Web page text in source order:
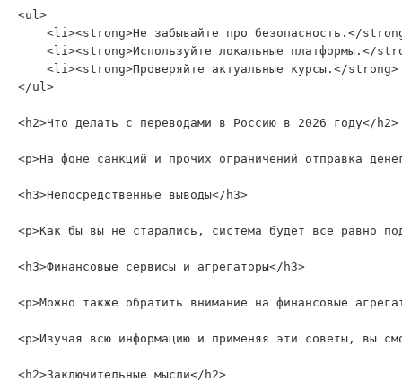
<ul>
<li><strong>Не забывайте про безопасность.</
<li><strong>Используйте локальные платформы.</
<li><strong>Проверяйте актуальные курсы.</
</ul>
<h2>Что делать с переводами в Россию в 2026 году</h2>
<p>На фоне санкций и прочих ограничений отправка
<h3>Непосредственные выводы</h3>
<p>Как бы вы не старались, система будет всё равно
<h3>Финансовые сервисы и агрегаторы</h3>
<p>Можно также обратить внимание на финансовые
<p>Изучая всю информацию и применяя эти советы, вы
<h2>Заключительные мысли</h2>